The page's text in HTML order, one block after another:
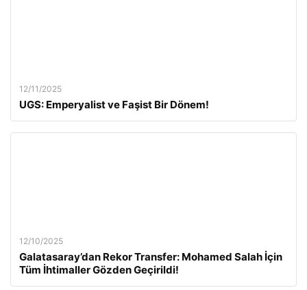
12/11/2025
UGS: Emperyalist ve Faşist Bir Dönem!
12/10/2025
Galatasaray’dan Rekor Transfer: Mohamed Salah İçin
Tüm İhtimaller Gözden Geçirildi!